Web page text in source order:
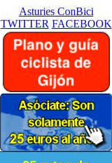
Asturies ConBici
TWITTER FACEBOOK